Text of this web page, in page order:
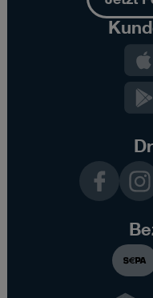
InstagramTikTok